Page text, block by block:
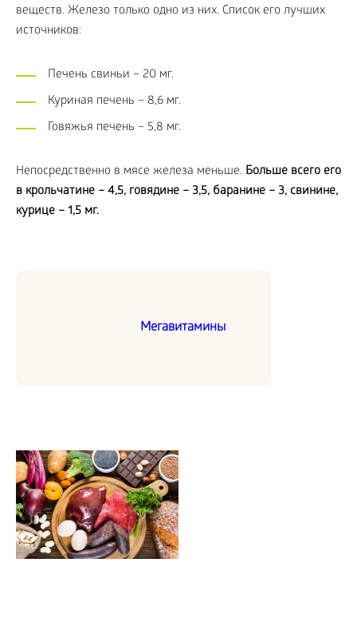
веществ. Железо только одно из них. Список его лучших
источников:
Печень свиньи – 20 мг.
Куриная печень – 8,6 мг.
Говяжья печень – 5,8 мг.
Непосредственно в мясе железа меньше. Больше всего его
в крольчатине – 4,5, говядине – 3,5, баранине – 3, свинине,
курице – 1,5 мг.
Мегавитамины